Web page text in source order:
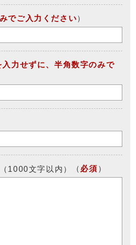
でご入力ください）
入力せずに、半角数字のみで
1000文字以内） （ 必須 ）